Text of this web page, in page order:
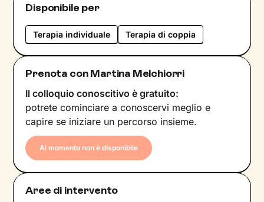
Disponibile per
Terapia individuale Terapia di coppia
Prenota con Martina Melchiorri
Il colloquio conoscitivo è gratuito:
potrete cominciare a conoscervi meglio e
capire se iniziare un percorso insieme.
Al momento non è disponibile
Aree di intervento